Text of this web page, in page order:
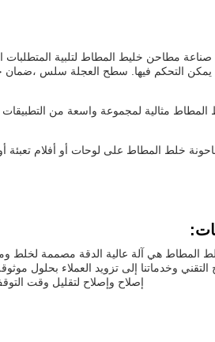
مطاحن خليط المطاط لتلبية المتطلبات
المطاط مثالية لمجموعة واسعة من
المطاط هي آلة عالية الدقة مصممة لخلط
التقني وخدماتنا إلى تزويد العملاء بحلول
إصلاح وإصلاح لتقليل وقت